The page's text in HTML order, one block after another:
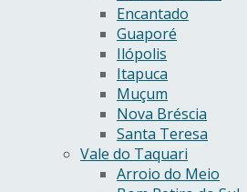
Encantado
Guaporé
Ilópolis
Itapuca
Muçum
Nova Bréscia
Santa Teresa
Vale do Taquari
Arroio do Meio